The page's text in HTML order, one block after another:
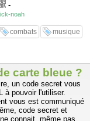
-
noah
combats
musique
carte bleue ?
un code secret vous
à pouvoir l'utiliser.
vous est communiqué
code secret et
connait, même pas